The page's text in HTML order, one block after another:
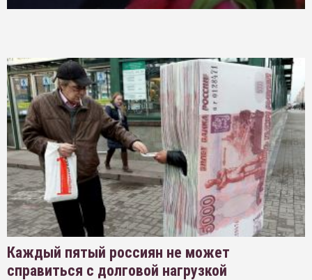
Каждый пятый россиян не может
справиться с долговой нагрузкой